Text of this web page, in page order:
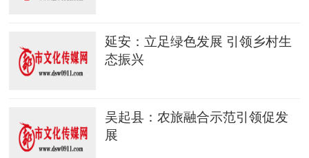
延安：立足绿色发展 引领乡村生
态振兴
吴起县：农旅融合示范引领促发
展